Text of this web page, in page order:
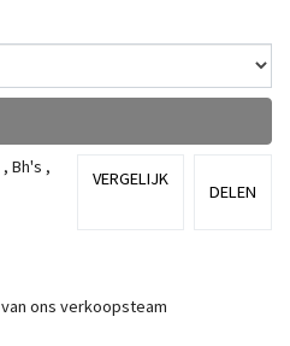
, Bh's ,
VERGELIJK
DELEN
van ons verkoopsteam